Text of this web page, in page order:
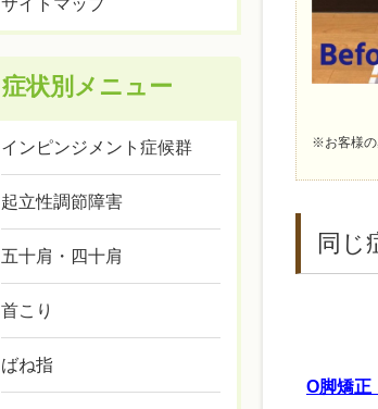
※お客様の
同じ
О脚矯
サイトマップ
症状別メニュー
インピンジメント症候群
起立性調節障害
五十肩・四十肩
首こり
ばね指